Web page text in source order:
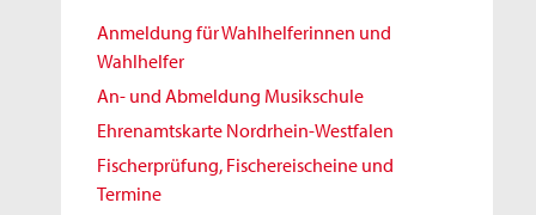
Anmeldung für Wahlhelferinnen und
Wahlhelfer
An- und Abmeldung Musikschule
Ehrenamtskarte Nordrhein-Westfalen
Fischerprüfung, Fischereischeine und
Termine